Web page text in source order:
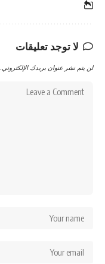
لا توجد تعليقات
لن يتم نشر عنوان بريدك الإلكتروني.